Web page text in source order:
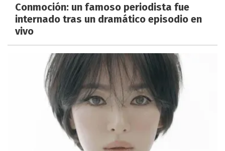
Conmoción: un famoso periodista fue
internado tras un dramático episodio en
vivo